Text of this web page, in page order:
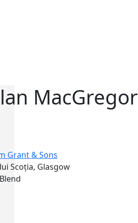
MacGregor
Grant & Sons
Scoția, Glasgow
Blend